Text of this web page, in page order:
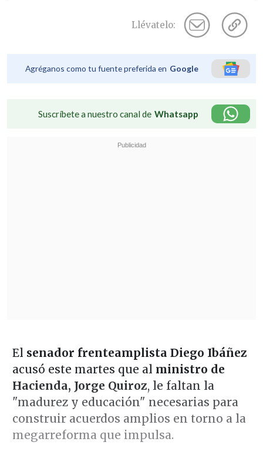
Llévatelo:
Agréganos como tu fuente preferida en Google
Suscríbete a nuestro canal de Whatsapp
El senador frenteamplista Diego Ibáñez
acusó este martes que al ministro de
Hacienda, Jorge Quiroz, le faltan la
"madurez y educación" necesarias para
construir acuerdos amplios en torno a la
megarreforma que impulsa.